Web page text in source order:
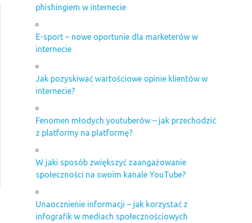
phishingiem w internecie
E-sport – nowe oportunie dla marketerów w
internecie
Jak pozyskiwać wartościowe opinie klientów w
internecie?
Fenomen młodych youtuberów – jak przechodzić
z platformy na platformę?
W jaki sposób zwiększyć zaangażowanie
społeczności na swoim kanale YouTube?
Unaocznienie informacji – jak korzystać z
infografik w mediach społecznościowych